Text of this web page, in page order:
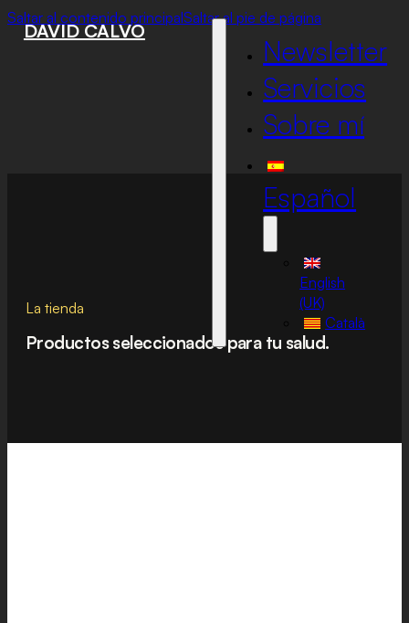
Saltar al contenido principalSaltar al pie de página
DAVID CALVO
Newsletter
Servicios
Sobre mí
Español
English
(UK)
Català
La tienda
Productos seleccionados para tu salud.